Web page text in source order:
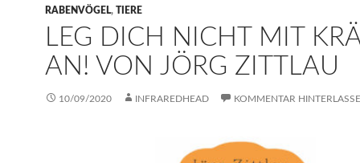
RABENVÖGEL, TIERE
LEG DICH NICHT MIT
AN! VON JÖRG ZITTLAU
10/09/2020 INFRAREDHEAD KOMMENTAR